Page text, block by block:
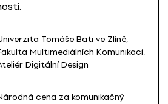
Tomáše Bati ve Zlíně,
Multimediálních Komunikací,
Digitální Design
cena za komunikačný